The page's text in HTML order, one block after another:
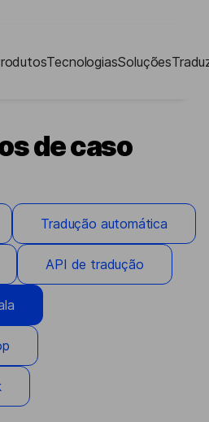
TecnologiasSoluções
de caso
Tradução automática
API de tradução